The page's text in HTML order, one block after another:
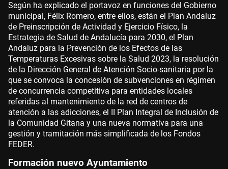
Según ha explicado el portavoz en funciones del Gobierno
municipal, Félix Romero, entre ellos, están el Plan Andaluz
de Preinscripción de Actividad y Ejercicio Físico, la
Estrategia de Salud de Andalucía para 2030, el Plan
Andaluz para la Prevención de los Efectos de las
Temperaturas Excesivas sobre la Salud 2023, la resolución
de la Dirección General de Atención Socio-sanitaria por la
que se convoca la concesión de subvenciones en régimen
de concurrencia competitiva para entidades locales
referidas al mantenimiento de la red de centros de
atención a las adicciones, el II Plan Integral de Inclusión de
la Comunidad Gitana y una nueva normativa para una
gestión y tramitación más simplificada de los Fondos
FEDER.
Formación nuevo Ayuntamiento